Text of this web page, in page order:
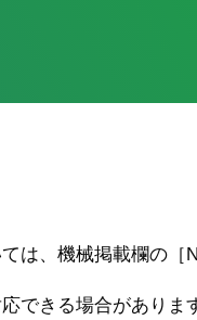
は、機械掲載欄の［
できる場合がありま